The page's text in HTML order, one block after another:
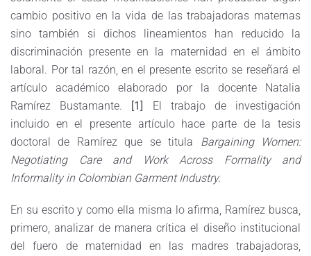
cambio positivo en la vida de las trabajadoras maternas
sino también si dichos lineamientos han reducido la
discriminación presente en la maternidad en el ámbito
laboral. Por tal razón, en el presente escrito se reseñará el
artículo académico elaborado por la docente Natalia
Ramírez Bustamante. [1] El trabajo de investigación
incluido en el presente artículo hace parte de la tesis
doctoral de Ramírez que se titula Bargaining Women:
Negotiating Care and Work Across Formality and
Informality in Colombian Garment Industry.
En su escrito y como ella misma lo afirma, Ramírez busca,
primero, analizar de manera crítica el diseño institucional
del fuero de maternidad en las madres trabajadoras,